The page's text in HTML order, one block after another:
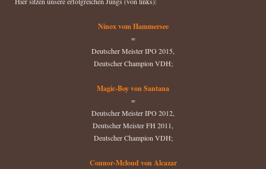
Ninox vom Hammersee
=
Deutscher Meister IPO 2015,
Deutscher Champion VDH;
Magic-Boy von Santana
=
Deutscher Meister IPO 2012,
Deutscher Meister FH 2011,
Deutscher Champion VDH;
Connor-Mcloud von Alcazar